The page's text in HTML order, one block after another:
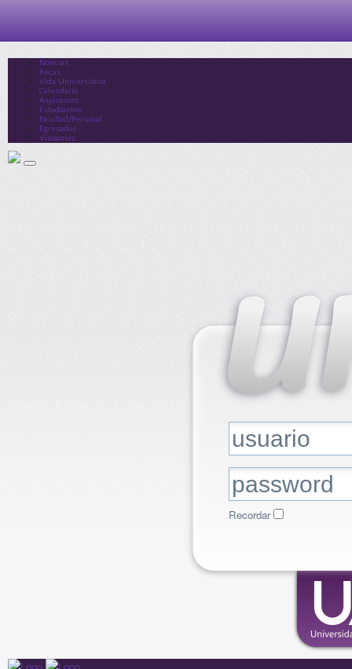
Noticias
Becas
Vida Universitaria
Calendario
Aspirantes
Estudiantes
Facultad/Personal
Egresados
Visitantes
Recordar